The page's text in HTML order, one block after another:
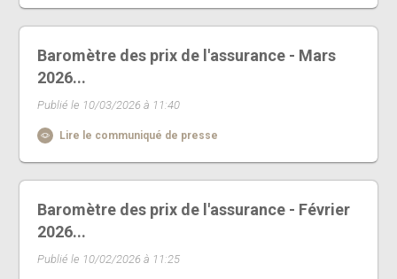
Baromètre des prix de l'assurance - Mars
2026...
Publié le 10/03/2026 à 11:40
Lire le communiqué de presse
Baromètre des prix de l'assurance - Février
2026...
Publié le 10/02/2026 à 11:25